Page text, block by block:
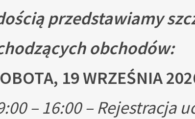
przedstawiamy
obchodów:
19 WRZEŚNIA
– 16:00 – Rejestracja